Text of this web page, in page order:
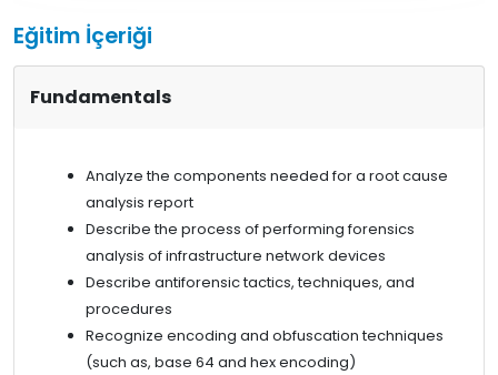
Eğitim İçeriği
Fundamentals
Analyze the components needed for a root cause
analysis report
Describe the process of performing forensics
analysis of infrastructure network devices
Describe antiforensic tactics, techniques, and
procedures
Recognize encoding and obfuscation techniques
(such as, base 64 and hex encoding)